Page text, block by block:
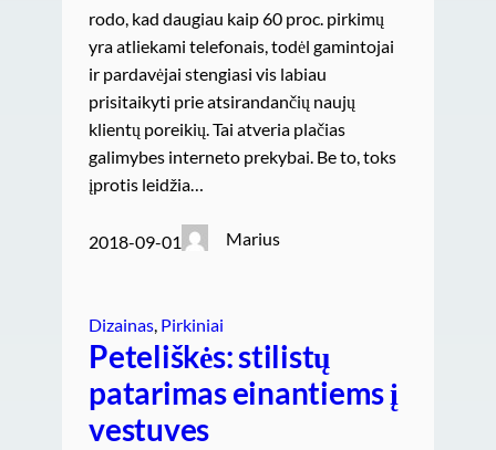
rodo, kad daugiau kaip 60 proc. pirkimų
yra atliekami telefonais, todėl gamintojai
ir pardavėjai stengiasi vis labiau
prisitaikyti prie atsirandančių naujų
klientų poreikių. Tai atveria plačias
galimybes interneto prekybai. Be to, toks
įprotis leidžia…
2018-09-01 Marius
Dizainas, Pirkiniai
Peteliškės: stilistų
patarimas einantiems į
vestuves